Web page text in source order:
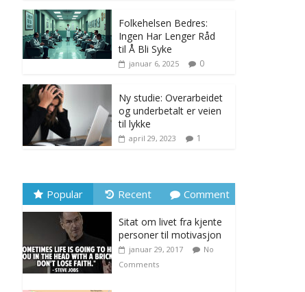
Folkehelsen Bedres:
Ingen Har Lenger Råd
til Å Bli Syke
januar 6, 2025 0
Ny studie: Overarbeidet
og underbetalt er veien
til lykke
april 29, 2023 1
Popular Recent Comment
Sitat om livet fra kjente
personer til motivasjon
januar 29, 2017
No
Comments